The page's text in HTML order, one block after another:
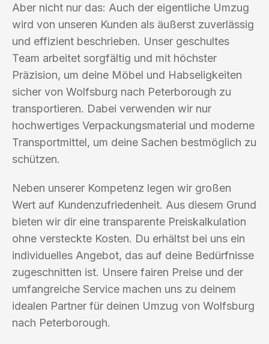
Aber nicht nur das: Auch der eigentliche Umzug
wird von unseren Kunden als äußerst zuverlässig
und effizient beschrieben. Unser geschultes
Team arbeitet sorgfältig und mit höchster
Präzision, um deine Möbel und Habseligkeiten
sicher von Wolfsburg nach Peterborough zu
transportieren. Dabei verwenden wir nur
hochwertiges Verpackungsmaterial und moderne
Transportmittel, um deine Sachen bestmöglich zu
schützen.
Neben unserer Kompetenz legen wir großen
Wert auf Kundenzufriedenheit. Aus diesem Grund
bieten wir dir eine transparente Preiskalkulation
ohne versteckte Kosten. Du erhältst bei uns ein
individuelles Angebot, das auf deine Bedürfnisse
zugeschnitten ist. Unsere fairen Preise und der
umfangreiche Service machen uns zu deinem
idealen Partner für deinen Umzug von Wolfsburg
nach Peterborough.